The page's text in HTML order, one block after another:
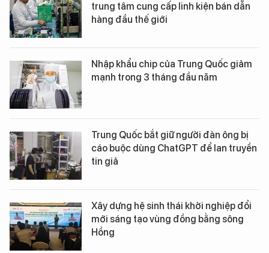
trung tâm cung cấp linh kiện bán dẫn
hàng đầu thế giới
Nhập khẩu chip của Trung Quốc giảm
mạnh trong 3 tháng đầu năm
Trung Quốc bắt giữ người đàn ông bị
cáo buộc dùng ChatGPT để lan truyền
tin giả
Xây dựng hệ sinh thái khởi nghiệp đổi
mới sáng tạo vùng đồng bằng sông
Hồng